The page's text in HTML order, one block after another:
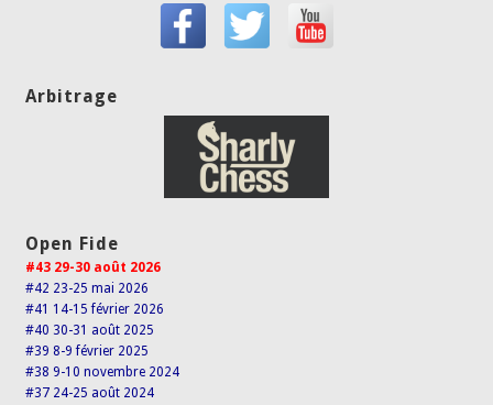
Arbitrage
Open Fide
#43 29-30 août 2026
#42 23-25 mai 2026
#41 14-15 février 2026
#40 30-31 août 2025
#39 8-9 février 2025
#38 9-10 novembre 2024
#37 24-25 août 2024